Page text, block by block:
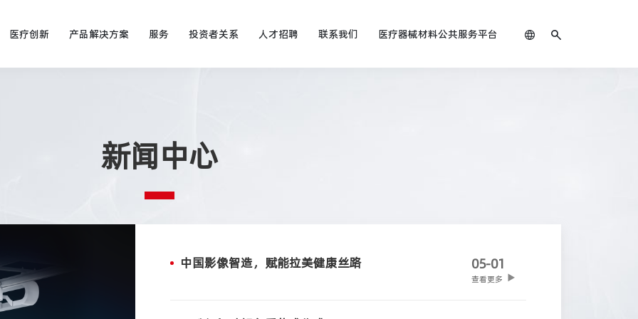
医疗创新 产品解决方案 服务 投资者关系 人才招聘 联系我们 医疗器械材料公共服务平台
新闻中心
中国影像智造，赋能拉美健康丝路 05-01
查看更多